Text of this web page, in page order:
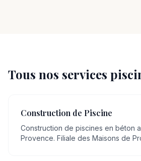
Tous nos services
Construction de Piscine
Construction de piscines en béton
Provence. Filiale des Maisons de